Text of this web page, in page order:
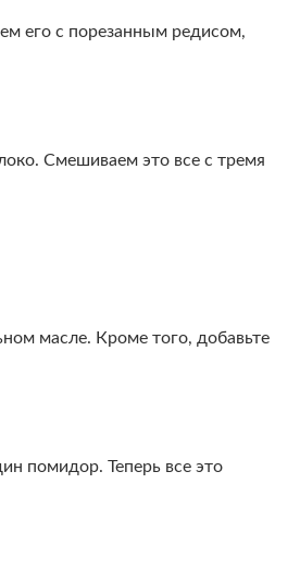
его с порезанным редисом,
Смешиваем это все с тремя
масле. Кроме того, добавьте
помидор. Теперь все это